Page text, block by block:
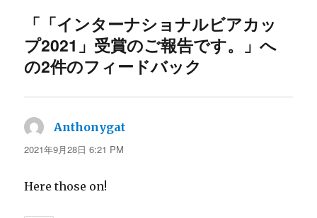
「「インターナショナルビアカッ
プ2021」受賞のご報告です。」へ
の2件のフィードバック
Anthonygat
2021年9月28日 6:21 PM
Here those on!